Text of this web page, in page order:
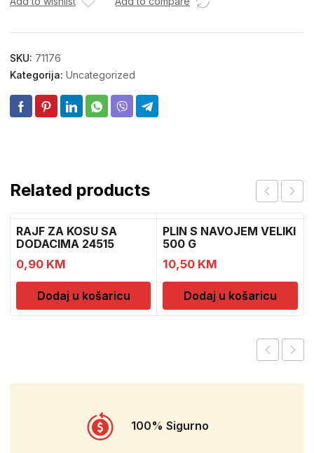
SKU: 71176
Kategorija: Uncategorized
Related products
RAJF ZA KOSU SA
DODACIMA 24515
CH52451
0,90 KM
Dodaj u košaricu
PLIN S NAVOJEM VELIKI
500 G
10,50 KM
Dodaj u košaricu
100% Sigurno